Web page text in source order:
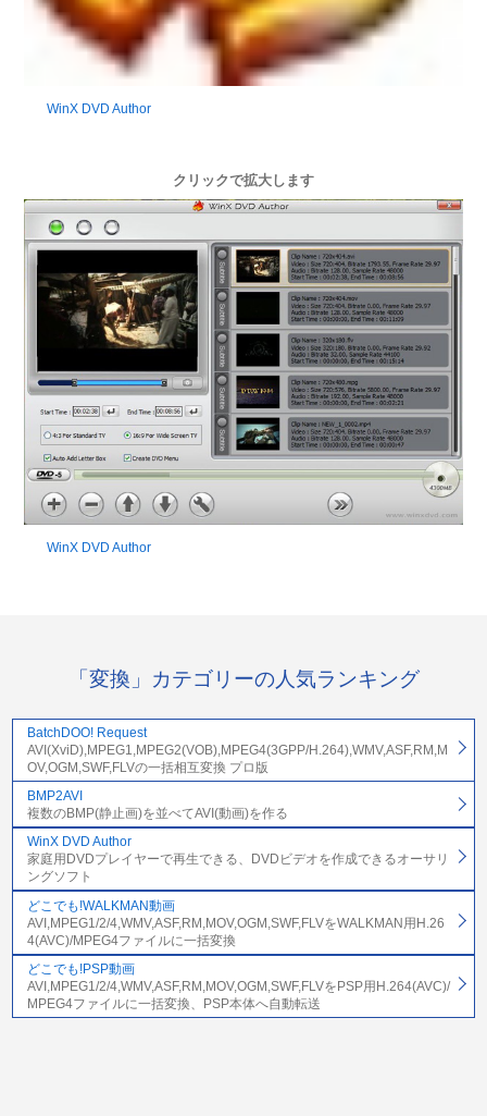
WinX DVD Author
クリックで拡大します
WinX DVD Author
「変換」カテゴリーの人気ランキング
BatchDOO! Request
AVI(XviD),MPEG1,MPEG2(VOB),MPEG4(3GPP/H.264),WMV,ASF,RM,M
OV,OGM,SWF,FLVの一括相互変換 プロ版
BMP2AVI
複数のBMP(静止画)を並べてAVI(動画)を作る
WinX DVD Author
家庭用DVDプレイヤーで再生できる、DVDビデオを作成できるオーサリ
ングソフト
どこでも!WALKMAN動画
AVI,MPEG1/2/4,WMV,ASF,RM,MOV,OGM,SWF,FLVをWALKMAN用H.26
4(AVC)/MPEG4ファイルに一括変換
どこでも!PSP動画
AVI,MPEG1/2/4,WMV,ASF,RM,MOV,OGM,SWF,FLVをPSP用H.264(AVC)/
MPEG4ファイルに一括変換、PSP本体へ自動転送